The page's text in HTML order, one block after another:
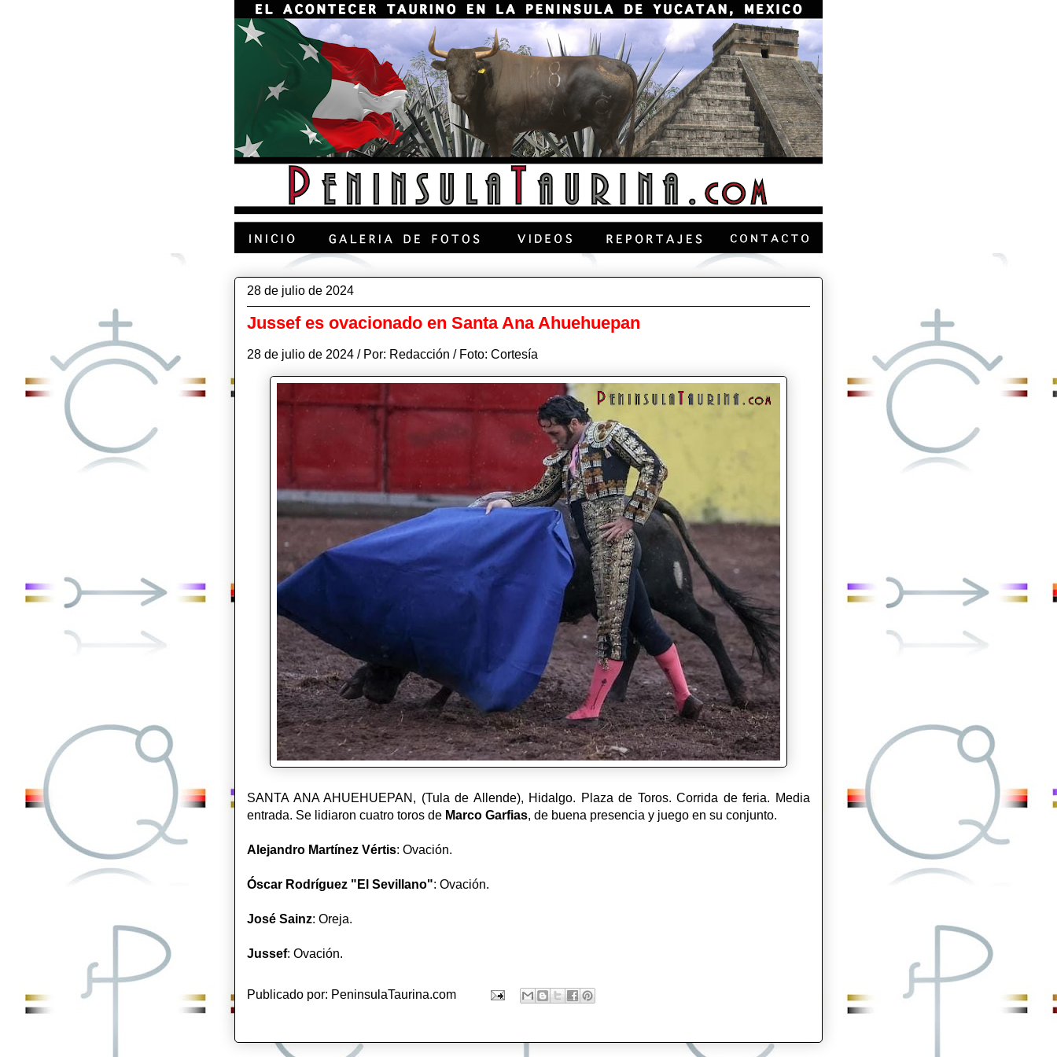
28 de julio de 2024
Jussef es ovacionado en Santa Ana Ahuehuepan
28 de julio de 2024 / Por: Redacción / Foto: Cortesía
SANTA ANA AHUEHUEPAN, (Tula de Allende), Hidalgo. Plaza de Toros. Corrida de feria. Media
entrada. Se lidiaron cuatro toros de Marco Garfias, de buena presencia y juego en su conjunto.
Alejandro Martínez Vértis: Ovación.
Óscar Rodríguez "El Sevillano": Ovación.
José Sainz: Oreja.
Jussef: Ovación.
Publicado por: PeninsulaTaurina.com